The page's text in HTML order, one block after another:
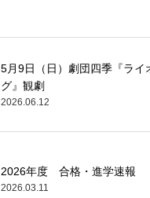
5月9日（日）劇団四季『ライ
グ』観劇
2026.06.12
2026年度 合格・進学速報
2026.03.11